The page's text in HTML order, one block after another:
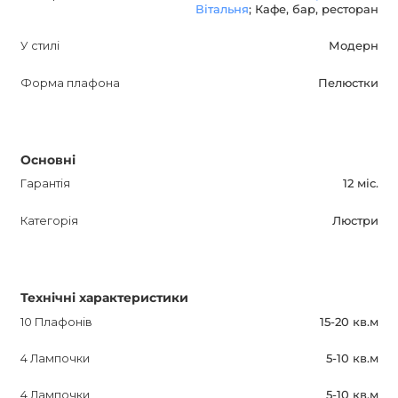
Вітальня; Кафе, бар, ресторан
У стилі Модерн
Форма плафона Пелюстки
Основні
Гарантія 12 міс.
Категорія Люстри
Технічні характеристики
10 Плафонів 15-20 кв.м
4 Лампочки 5-10 кв.м
4 Лампочки 5-10 кв.м